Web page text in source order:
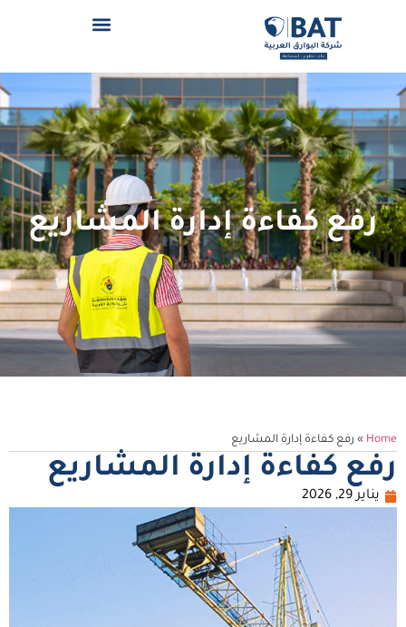
رفع كفاءة إدارة المشاريع
Home
» رفع كفاءة إدارة المشاريع
رفع كفاءة إدارة المشاريع
يناير 29, 2026